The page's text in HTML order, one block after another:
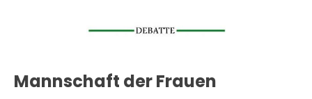
Mannschaft der Frauen